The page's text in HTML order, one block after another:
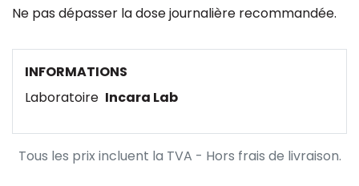
Ne pas dépasser la dose journalière recommandée.
INFORMATIONS
Laboratoire Incara Lab
Tous les prix incluent la TVA - Hors frais de livraison.